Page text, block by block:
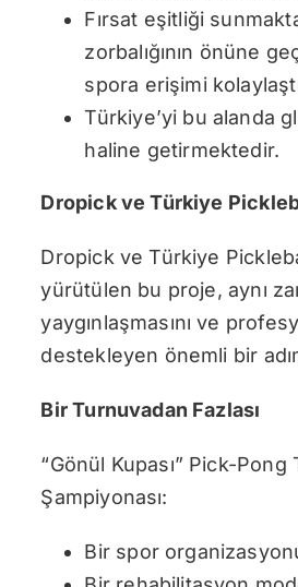
Fırsat eşitliği
zorbalığının önüne
spora erişimi
Türkiye’yi bu alanda
haline getirmektedir.
Dropick ve Türkiye
Dropick ve Türkiye
yürütülen bu proje, aynı
yaygınlaşmasını ve
destekleyen önemli bir
Bir Turnuvadan Fazlası
“Gönül Kupası” Pick-Pong
Şampiyonası:
Bir spor